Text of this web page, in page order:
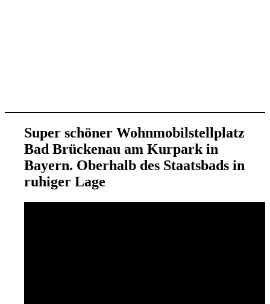
Super schöner Wohnmobilstellplatz
Bad Brückenau am Kurpark in
Bayern. Oberhalb des Staatsbads in
ruhiger Lage